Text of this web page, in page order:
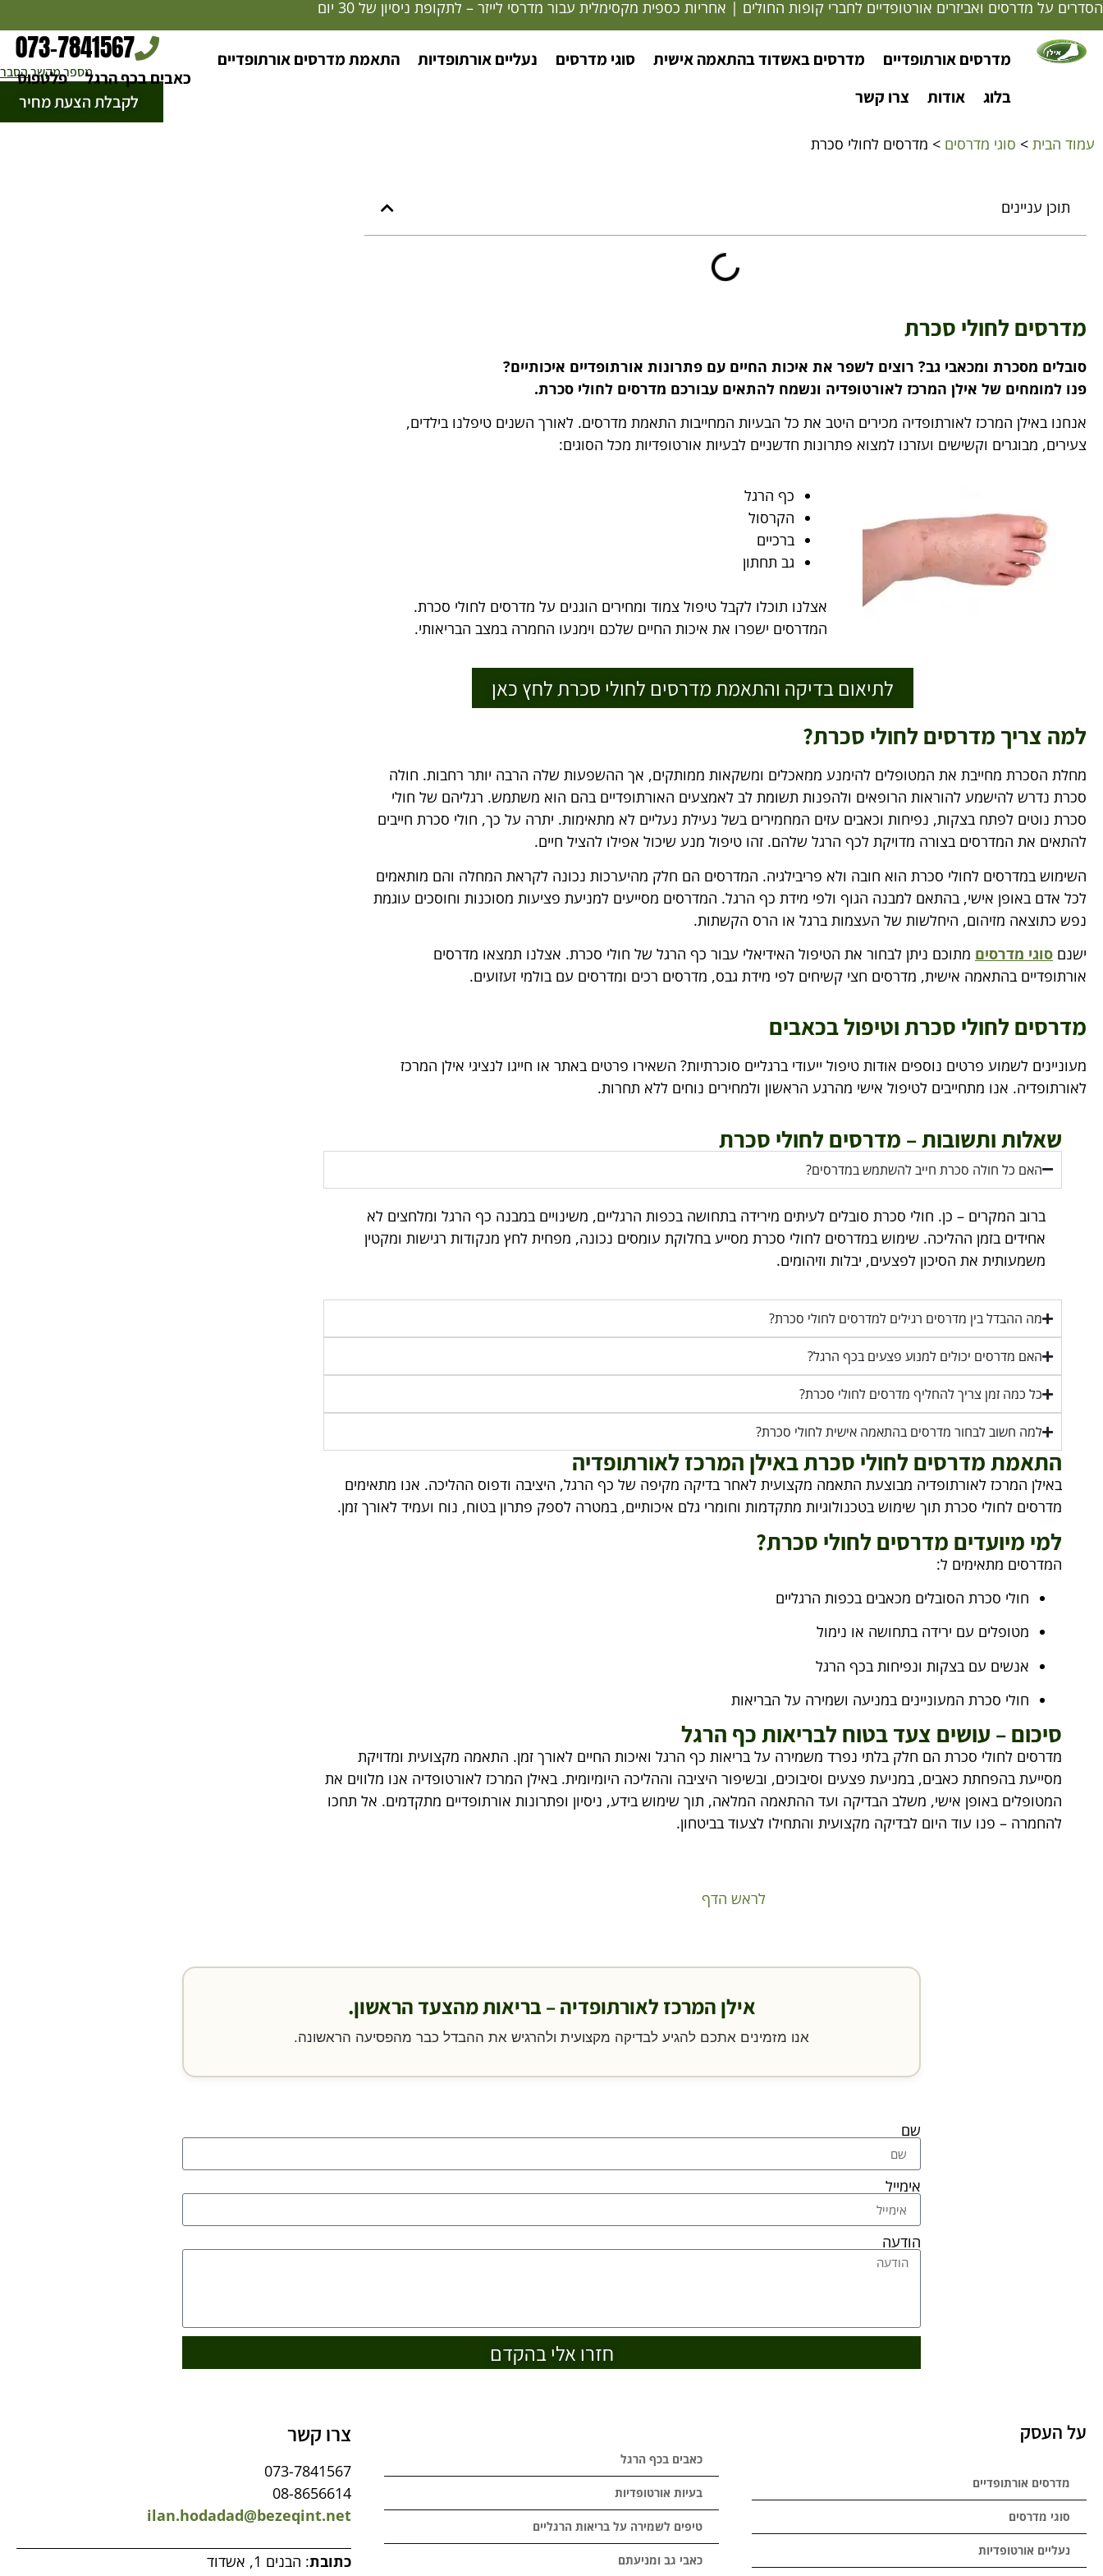
הסדרים על מדרסים ואביזרים אורטופדיים לחברי קופות החולים | אחריות כספית מקסימלית עבור מדרסי לייזר – לתקופת ניסיון של 30 יום
מדרסים אורתופדיים מדרסים באשדוד בהתאמה אישית סוגי מדרסים נעליים אורתופדיות
התאמת מדרסים אורתופדיים
בלוג
אודות צרו קשר
כאבים בכף הרגל פלטפוס
073-7841567​
מספר מקשר הסבר
לקבלת הצעת מחיר
עמוד הבית > סוגי מדרסים > מדרסים לחולי סכרת
תוכן עניינים
מדרסים לחולי סכרת
סובלים מסכרת ומכאבי גב? רוצים לשפר את איכות החיים עם פתרונות אורתופדיים איכותיים?
פנו למומחים של אילן המרכז לאורטופדיה ונשמח להתאים עבורכם מדרסים לחולי סכרת.
אנחנו באילן המרכז לאורתופדיה מכירים היטב את כל הבעיות המחייבות התאמת מדרסים. לאורך השנים טיפלנו בילדים,
צעירים, מבוגרים וקשישים ועזרנו למצוא פתרונות חדשניים לבעיות אורטופדיות מכל הסוגים:
כף הרגל
הקרסול
ברכיים
גב תחתון
אצלנו תוכלו לקבל טיפול צמוד ומחירים הוגנים על מדרסים לחולי סכרת.
המדרסים ישפרו את איכות החיים שלכם וימנעו החמרה במצב הבריאותי.
לתיאום בדיקה והתאמת מדרסים לחולי סכרת לחץ כאן
למה צריך מדרסים לחולי סכרת?
מחלת הסכרת מחייבת את המטופלים להימנע ממאכלים ומשקאות ממותקים, אך ההשפעות שלה הרבה יותר רחבות. חולה
סכרת נדרש להישמע להוראות הרופאים ולהפנות תשומת לב לאמצעים האורתופדיים בהם הוא משתמש. רגליהם של חולי
סכרת נוטים לפתח בצקות, נפיחות וכאבים עזים המחמירים בשל נעילת נעליים לא מתאימות. יתרה על כך, חולי סכרת חייבים
להתאים את המדרסים בצורה מדויקת לכף הרגל שלהם. זהו טיפול מנע שיכול אפילו להציל חיים.
השימוש במדרסים לחולי סכרת הוא חובה ולא פריבילגיה. המדרסים הם חלק מהיערכות נכונה לקראת המחלה והם מותאמים
לכל אדם באופן אישי, בהתאם למבנה הגוף ולפי מידת כף הרגל. המדרסים מסייעים למניעת פציעות מסוכנות וחוסכים עוגמת
נפש כתוצאה מזיהום, היחלשות של העצמות ברגל או הרס הקשתות.
ישנם סוגי מדרסים מתוכם ניתן לבחור את הטיפול האידיאלי עבור כף הרגל של חולי סכרת. אצלנו תמצאו מדרסים
אורתופדיים בהתאמה אישית, מדרסים חצי קשיחים לפי מידת גבס, מדרסים רכים ומדרסים עם בולמי זעזועים.
מדרסים לחולי סכרת וטיפול בכאבים
מעוניינים לשמוע פרטים נוספים אודות טיפול ייעודי ברגליים סוכרתיות? השאירו פרטים באתר או חייגו לנציגי אילן המרכז
לאורתופדיה. אנו מתחייבים לטיפול אישי מהרגע הראשון ולמחירים נוחים ללא תחרות.
שאלות ותשובות – מדרסים לחולי סכרת
האם כל חולה סכרת חייב להשתמש במדרסים?
ברוב המקרים – כן. חולי סכרת סובלים לעיתים מירידה בתחושה בכפות הרגליים, משינויים במבנה כף הרגל ומלחצים לא
אחידים בזמן ההליכה. שימוש במדרסים לחולי סכרת מסייע בחלוקת עומסים נכונה, מפחית לחץ מנקודות רגישות ומקטין
משמעותית את הסיכון לפצעים, יבלות וזיהומים.
מה ההבדל בין מדרסים רגילים למדרסים לחולי סכרת?
האם מדרסים יכולים למנוע פצעים בכף הרגל?
כל כמה זמן צריך להחליף מדרסים לחולי סכרת?
למה חשוב לבחור מדרסים בהתאמה אישית לחולי סכרת?
התאמת מדרסים לחולי סכרת באילן המרכז לאורתופדיה
באילן המרכז לאורתופדיה מבוצעת התאמה מקצועית לאחר בדיקה מקיפה של כף הרגל, היציבה ודפוס ההליכה. אנו מתאימים
מדרסים לחולי סכרת תוך שימוש בטכנולוגיות מתקדמות וחומרי גלם איכותיים, במטרה לספק פתרון בטוח, נוח ועמיד לאורך זמן.
למי מיועדים מדרסים לחולי סכרת?
המדרסים מתאימים ל:
חולי סכרת הסובלים מכאבים בכפות הרגליים
מטופלים עם ירידה בתחושה או נימול
אנשים עם בצקות ונפיחות בכף הרגל
חולי סכרת המעוניינים במניעה ושמירה על הבריאות
סיכום – עושים צעד בטוח לבריאות כף הרגל
מדרסים לחולי סכרת הם חלק בלתי נפרד משמירה על בריאות כף הרגל ואיכות החיים לאורך זמן. התאמה מקצועית ומדויקת
מסייעת בהפחתת כאבים, במניעת פצעים וסיבוכים, ובשיפור היציבה וההליכה היומיומית. באילן המרכז לאורטופדיה אנו מלווים את
המטופלים באופן אישי, משלב הבדיקה ועד ההתאמה המלאה, תוך שימוש בידע, ניסיון ופתרונות אורתופדיים מתקדמים. אל תחכו
להחמרה – פנו עוד היום לבדיקה מקצועית והתחילו לצעוד בביטחון.
לראש הדף
אילן המרכז לאורתופדיה – בריאות מהצעד הראשון.
אנו מזמינים אתכם להגיע לבדיקה מקצועית ולהרגיש את ההבדל כבר מהפסיעה הראשונה.
שם
אימייל
הודעה
חזרו אלי בהקדם
על העסק
מדרסים אורתופדיים
סוגי מדרסים
נעליים אורטופדיות
כאבים בכף הרגל
בעיות אורטופדיות
טיפים לשמירה על בריאות הרגליים
כאבי גב ומניעתם
צרו קשר
073-7841567
08-8656614
ilan.hodadad@bezeqint.net
כתובת: הבנים 1, אשדוד